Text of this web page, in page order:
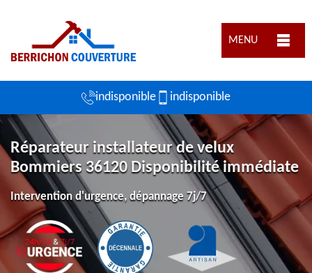
MENU
indisponible indisponible
Réparateur installateur de velux
Bommiers 36120 Disponibilité immédiate
Intervention d'urgence, dépannage 7j/7